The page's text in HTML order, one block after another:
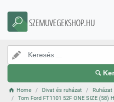
SZEMUVEGEKSHOP.HU
Home Divat és ruházat
Tom Ford FT1101 52F ONE SIZE (58)